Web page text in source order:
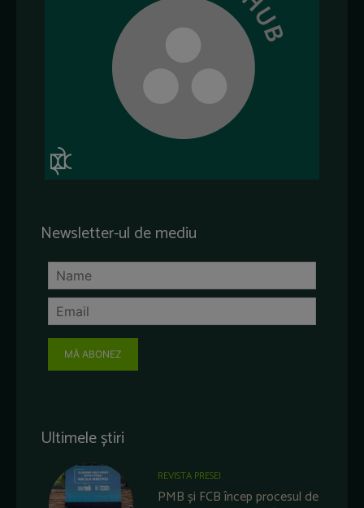
Newsletter-ul de mediu
MĂ ABONEZ
Ultimele știri
REVISTA PRESEI
PMB și FCB încep procesul de